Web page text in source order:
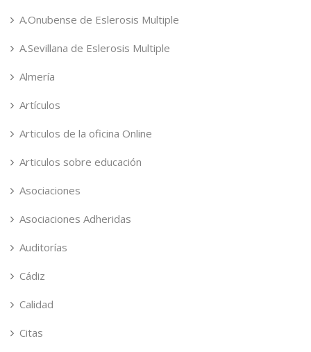
A.Onubense de Eslerosis Multiple
A.Sevillana de Eslerosis Multiple
Almería
Artículos
Articulos de la oficina Online
Articulos sobre educación
Asociaciones
Asociaciones Adheridas
Auditorías
Cádiz
Calidad
Citas